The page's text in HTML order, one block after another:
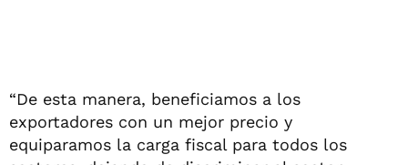
“De esta manera, beneficiamos a los
exportadores con un mejor precio y
equiparamos la carga fiscal para todos los